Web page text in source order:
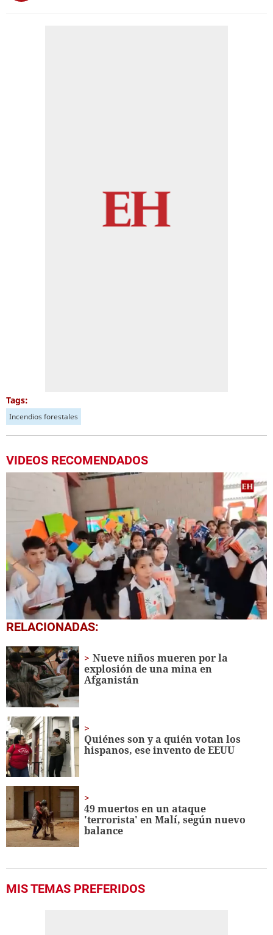
Tags:
Incendios forestales
VIDEOS RECOMENDADOS
0
seconds
1
minute,
56
seconds
RELACIONADAS:
Nueve niños mueren por la
explosión de una mina en
Afganistán
Quiénes son y a quién votan los
hispanos, ese invento de EEUU
49 muertos en un ataque
'terrorista' en Malí, según nuevo
balance
MIS TEMAS PREFERIDOS